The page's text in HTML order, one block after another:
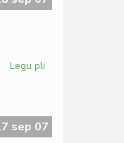
Legu pli
sed...
sep 07